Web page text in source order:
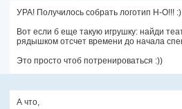
УРА! Получилось собрать логотип Н-О!!! :)
Вот если б еще такую игрушку: найди
рядышком отсчет времени до начала
Это просто чтоб потренироваться :))
А что,